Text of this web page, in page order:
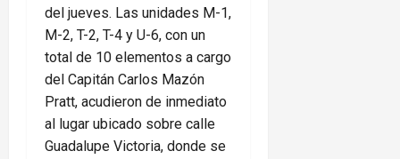
del jueves. Las unidades M-1,
M-2, T-2, T-4 y U-6, con un
total de 10 elementos a cargo
del Capitán Carlos Mazón
Pratt, acudieron de inmediato
al lugar ubicado sobre calle
Guadalupe Victoria, donde se